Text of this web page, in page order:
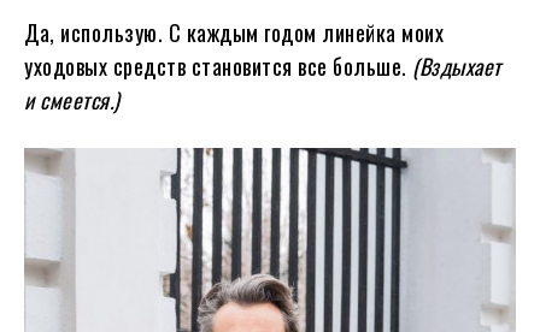
Да, использую. С каждым годом линейка моих
уходовых средств становится все больше. (Вздыхает
и смеется.)